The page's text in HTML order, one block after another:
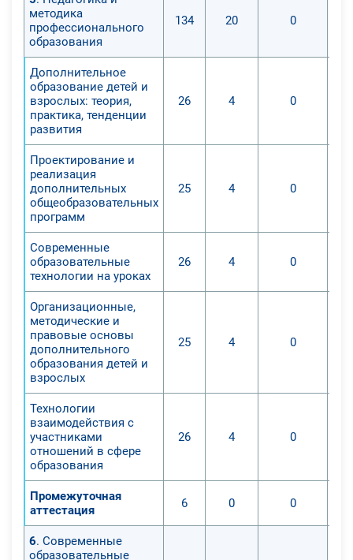
методика
профессионального
образования
134 20 0
Дополнительное
образование детей и
взрослых: теория,
практика, тенденции
развития
26 4 0
Проектирование и
реализация
дополнительных
общеобразовательных
программ
25 4 0
Современные
образовательные
технологии на уроках
26 4 0
Организационные,
методические и
правовые основы
дополнительного
образования детей и
взрослых
25 4 0
Технологии
взаимодействия с
участниками
отношений в сфере
образования
26 4 0
Промежуточная
аттестация
6 0 0
6. Современные
образовательные